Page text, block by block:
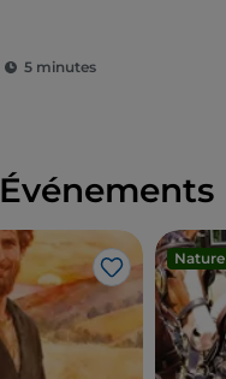
de l'Italie
5 minutes
Événements
J’aime
Nature